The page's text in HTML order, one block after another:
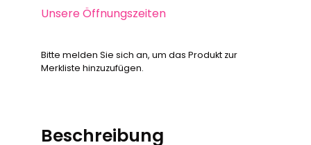
Unsere Öffnungszeiten
Bitte melden Sie sich an, um das Produkt zur
Merkliste hinzuzufügen.
Beschreibung